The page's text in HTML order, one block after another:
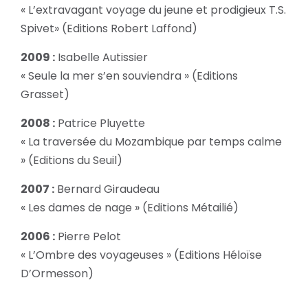
« L’extravagant voyage du jeune et prodigieux T.S.
Spivet» (Editions Robert Laffond)
2009 : Isabelle Autissier
« Seule la mer s’en souviendra » (Editions
Grasset)
2008 : Patrice Pluyette
« La traversée du Mozambique par temps calme
» (Editions du Seuil)
2007 : Bernard Giraudeau
« Les dames de nage » (Editions Métailié)
2006 : Pierre Pelot
« L’Ombre des voyageuses » (Editions Héloïse
D’Ormesson)